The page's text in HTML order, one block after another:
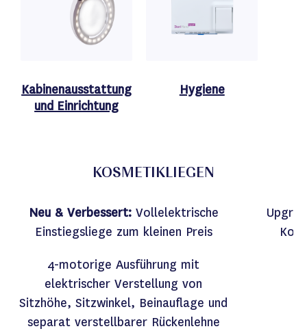
Kabinenausstattung
und Einrichtung
Hygiene
KOSMETIKLIEGEN
Neu & Verbessert: Vollelektrische
Einstiegsliege zum kleinen Preis
4-motorige Ausführung mit
elektrischer Verstellung von
Sitzhöhe, Sitzwinkel, Beinauflage und
separat verstellbarer Rückenlehne